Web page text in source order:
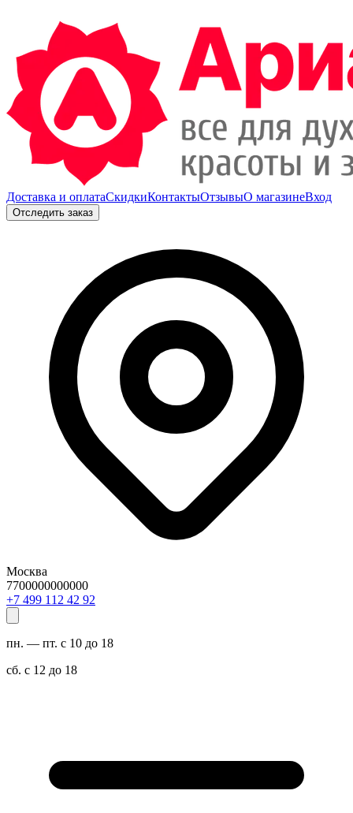
Доставка и оплатаСкидкиКонтактыОтзывыО магазинеВход
Отследить заказ
Москва
7700000000000
29 24 211 994 7+
пн. — пт. с 10 до 18
сб. с 12 до 18